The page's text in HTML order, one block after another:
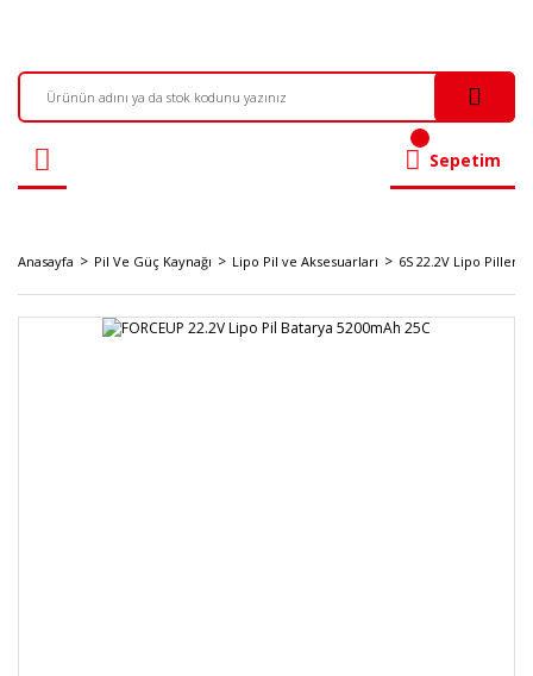
Sepetim
Anasayfa Pil Ve Güç Kaynağı Lipo Pil ve Aksesuarları 6S 22.2V Lipo Piller